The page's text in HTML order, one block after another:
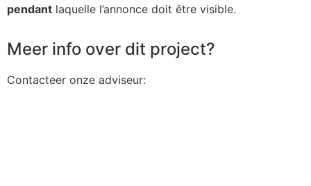
pendant laquelle l’annonce doit être visible.
Meer info over dit project?
Contacteer onze adviseur: